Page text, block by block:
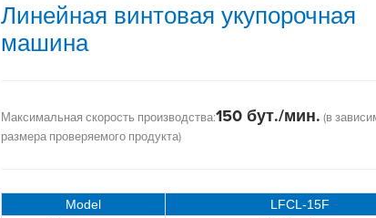
Линейная винтовая укупорочная
машина
Максимальная скорость производства:150 бут./мин. (в
размера проверяемого продукта)
Model
LFCL-15F